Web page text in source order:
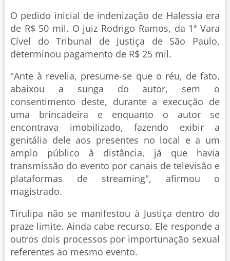
O pedido inicial de indenização de Halessia era
de R$ 50 mil. O juiz Rodrigo Ramos, da 1ª Vara
Cível do Tribunal de Justiça de São Paulo,
determinou pagamento de R$ 25 mil.
"Ante à revelia, presume-se que o réu, de fato,
abaixou a sunga do autor, sem o
consentimento deste, durante a execução de
uma brincadeira e enquanto o autor se
encontrava imobilizado, fazendo exibir a
genitália dele aos presentes no local e a um
amplo público à distância, já que havia
transmissão do evento por canais de televisão e
plataformas de streaming", afirmou o
magistrado.
Tirulipa não se manifestou à Justiça dentro do
praze limite. Ainda cabe recurso. Ele responde a
outros dois processos por importunação sexual
referentes ao mesmo evento.